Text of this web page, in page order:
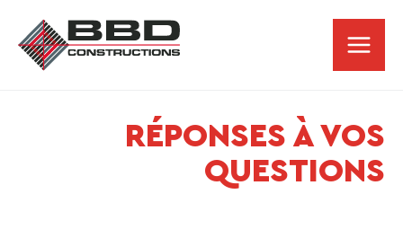
content
RÉPONSES À VOS
QUESTIONS